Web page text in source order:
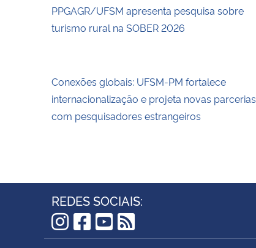
PPGAGR/UFSM apresenta pesquisa sobre
turismo rural na SOBER 2026
Conexões globais: UFSM-PM fortalece
internacionalização e projeta novas parcerias
com pesquisadores estrangeiros
REDES SOCIAIS:
Instagram
Facebook
YouTube
RSS